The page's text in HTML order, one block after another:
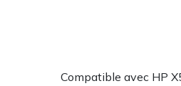
Compatible avec HP